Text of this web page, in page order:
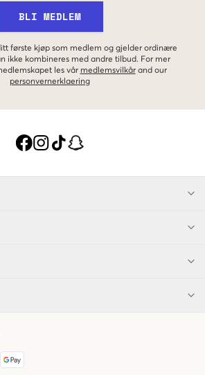
BLI MEDLEM
første kjøp som medlem og gjelder ordinære
ikke kombineres med andre tilbud. For mer
les vår medlemsvilkår and our
personvernerklaering